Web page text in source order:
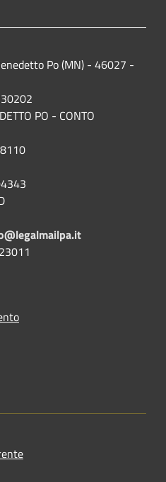
Po (MN) - 46027 -
PO - CONTO